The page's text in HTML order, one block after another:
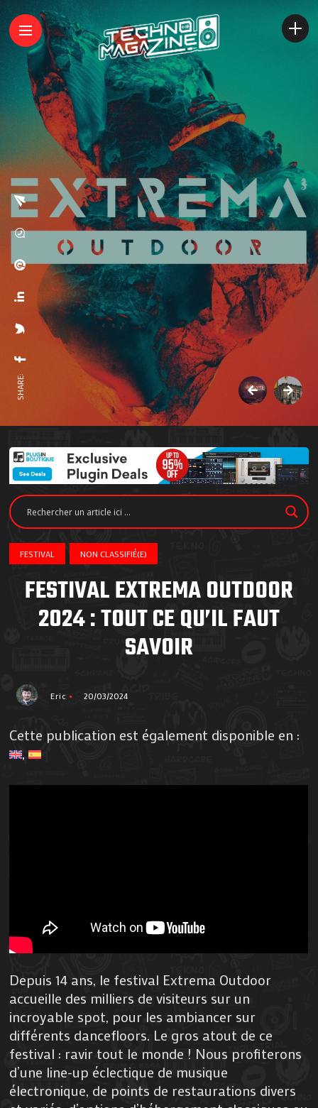
SHARE:
FESTIVAL NON CLASSIFIÉ(E)
FESTIVAL EXTREMA OUTDOOR
2024 : TOUT CE QU’IL FAUT
SAVOIR
Eric 20/03/2024
Cette publication est également disponible en :
Depuis 14 ans, le festival Extrema Outdoor
accueille des milliers de visiteurs sur un
incroyable spot, pour les ambiancer sur
différents dancefloors. Le gros atout de ce
festival : ravir tout le monde ! Nous profiterons
d’une line-up éclectique de musique
électronique, de points de restaurations divers